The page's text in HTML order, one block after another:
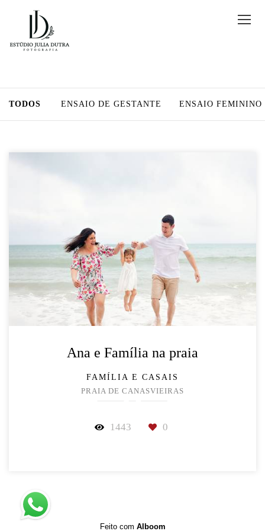
TODOS ENSAIO DE GESTANTE ENSAIO FEMININO
Ana e Família na praia
FAMÍLIA E CASAIS
PRAIA DE CANASVIEIRAS
1443 0
Feito com Alboom